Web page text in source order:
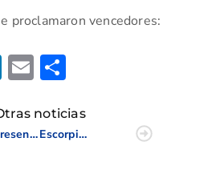
proclamaron vencedores:
LinkedIn
Email
noticias
Presentación en Londres del Costa Blanca-Benidorm Senior Masters
Escorpión se hace con el Campeonato Interclubes Sénior 2016 de la Comunidad Valenciana